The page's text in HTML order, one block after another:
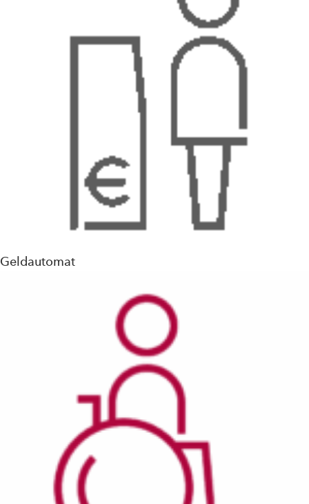
Geldautomat